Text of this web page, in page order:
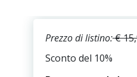
Prezzo di listino:€
Sconto del 10%